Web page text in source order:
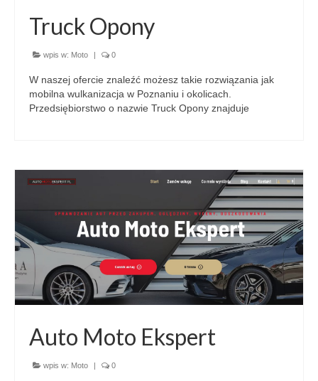
Truck Opony
wpis w: Moto 0
W naszej ofercie znaleźć możesz takie rozwiązania jak
mobilna wulkanizacja w Poznaniu i okolicach.
Przedsiębiorstwo o nazwie Truck Opony znajduje
Auto Moto Ekspert
wpis w: Moto | 0